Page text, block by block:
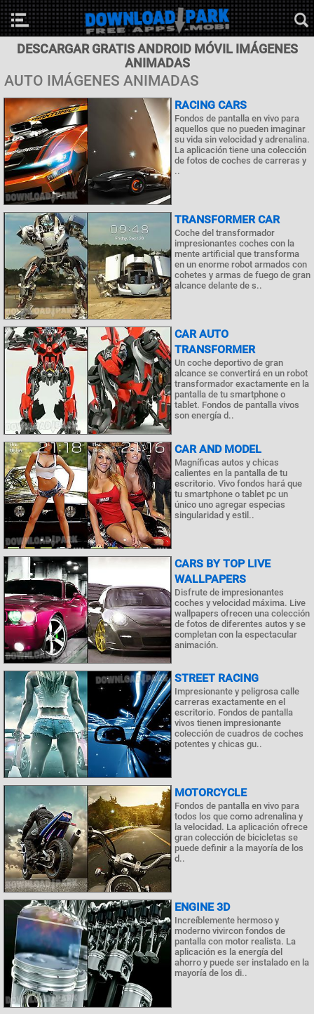
DESCARGAR GRATIS ANDROID MÓVIL IMÁGENES
ANIMADAS
AUTO IMÁGENES ANIMADAS
RACING CARS
Fondos de pantalla en vivo para
aquellos que no pueden imaginar
su vida sin velocidad y adrenalina.
La aplicación tiene una colección
de fotos de coches de carreras y
..
TRANSFORMER CAR
Coche del transformador
impresionantes coches con la
mente artificial que transforma
en un enorme robot armados con
cohetes y armas de fuego de gran
alcance delante de s..
CAR AUTO
TRANSFORMER
Un coche deportivo de gran
alcance se convertirá en un robot
transformador exactamente en la
pantalla de tu smartphone o
tablet. Fondos de pantalla vivos
son energía d..
CAR AND MODEL
Magníficas autos y chicas
calientes en la pantalla de tu
escritorio. Vivo fondos hará que
tu smartphone o tablet pc un
único uno agregar especias
singularidad y estil..
CARS BY TOP LIVE
WALLPAPERS
Disfrute de impresionantes
coches y velocidad máxima. Live
wallpapers ofrecen una colección
de fotos de diferentes autos y se
completan con la espectacular
animación.
STREET RACING
Impresionante y peligrosa calle
carreras exactamente en el
escritorio. Fondos de pantalla
vivos tienen impresionante
colección de cuadros de coches
potentes y chicas gu..
MOTORCYCLE
Fondos de pantalla en vivo para
todos los que como adrenalina y
la velocidad. La aplicación ofrece
gran colección de bicicletas se
puede definir a la mayoría de los
d..
ENGINE 3D
Increíblemente hermoso y
moderno vivircon fondos de
pantalla con motor realista. La
aplicación es la energía del
ahorro y puede ser instalado en la
mayoría de los di..